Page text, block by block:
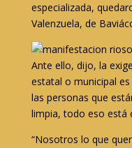
especializada,
Valenzuela, de
Ante ello, dijo, la
estatal o municipal
las personas que
limpia, todo eso está
“Nosotros lo que